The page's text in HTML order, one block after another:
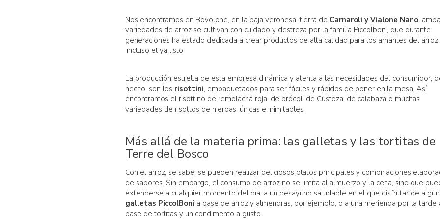
Nos encontramos en Bovolone, en la baja veronesa, tierra de Carnaroli y Vialone Nano:
variedades de arroz se cultivan con cuidado y destreza por la familia Piccolboni, que durante
generaciones ha estado dedicada a crear productos de alta calidad para los amantes del arroz
¡incluso el ya listo!
La producción estrella de esta empresa dinámica y atenta a las necesidades del consumidor,
hecho, son los risottini, empaquetados para ser fáciles y rápidos de poner en la mesa. Así
encontramos el risottino de remolacha roja, de brócoli de Custoza, de calabaza o muchas
variedades de risottos de hierbas, únicas e inimitables.
Más allá de la materia prima: las galletas y las tortitas de
Terre del Bosco
Con el arroz, se sabe, se pueden realizar deliciosos platos principales y combinaciones
de sabores. Sin embargo, el consumo de arroz no se limita al almuerzo y la cena, sino que
extenderse a cualquier momento del día: a un desayuno saludable en el que disfrutar de
galletas PiccolBoni a base de arroz y almendras, por ejemplo, o a una merienda por la tarde
base de tortitas y un condimento a gusto.